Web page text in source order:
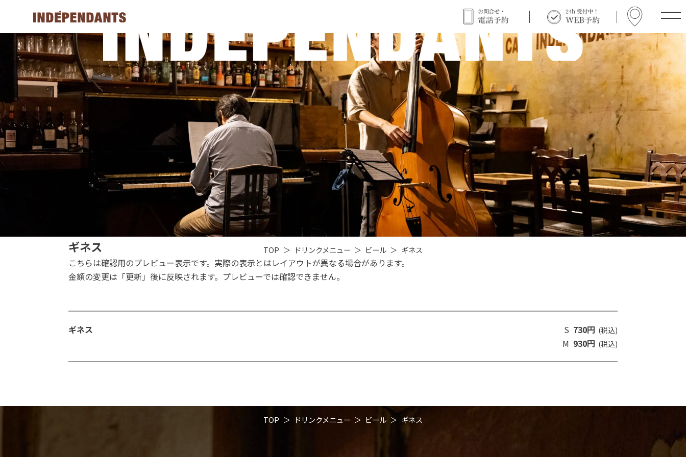
TOP ドリンクメニュー ビール ギネス
ギネス
こちらは確認用のプレビュー表示です。実際の表示とはレイアウトが異なる場合があります。
金額の変更は「更新」後に反映されます。プレビューでは確認できません。
ギネス S 730円 (税込)
M 930円 (税込)
TOP ドリンクメニュー ビール ギネス